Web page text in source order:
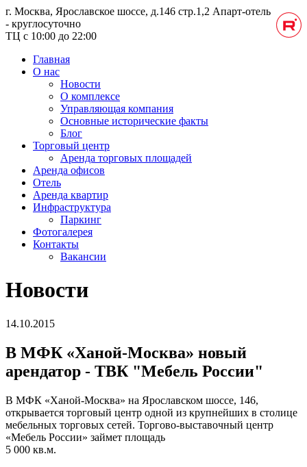
г. Москва, Ярославское шоссе, д.146 стр.1,2 Апарт-отель
- круглосуточно
ТЦ с 10:00 до 22:00
Главная
О нас
Новости
О комплексе
Управляющая компания
Основные исторические факты
Блог
Торговый центр
Аренда торговых площадей
Аренда офисов
Отель
Аренда квартир
Инфраструктура
Паркинг
Фотогалерея
Контакты
Вакансии
Новости
14.10.2015
В МФК «Ханой-Москва» новый
арендатор - ТВК "Мебель России"
В МФК «Ханой-Москва» на Ярославском шоссе, 146,
открывается торговый центр одной из крупнейших в столице
мебельных торговых сетей. Торгово-выставочный центр
«Мебель России» займет площадь
5 000 кв.м.